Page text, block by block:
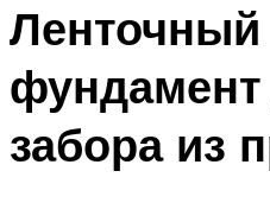
Ленточный
забора из